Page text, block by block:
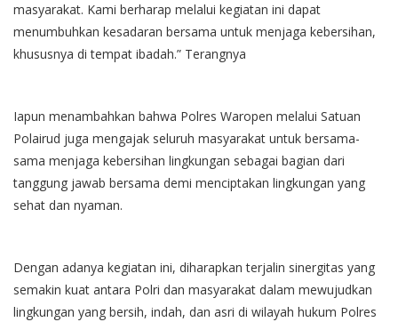
masyarakat. Kami berharap melalui kegiatan ini dapat
menumbuhkan kesadaran bersama untuk menjaga kebersihan,
khususnya di tempat ibadah.” Terangnya
Iapun menambahkan bahwa Polres Waropen melalui Satuan
Polairud juga mengajak seluruh masyarakat untuk bersama-
sama menjaga kebersihan lingkungan sebagai bagian dari
tanggung jawab bersama demi menciptakan lingkungan yang
sehat dan nyaman.
Dengan adanya kegiatan ini, diharapkan terjalin sinergitas yang
semakin kuat antara Polri dan masyarakat dalam mewujudkan
lingkungan yang bersih, indah, dan asri di wilayah hukum Polres